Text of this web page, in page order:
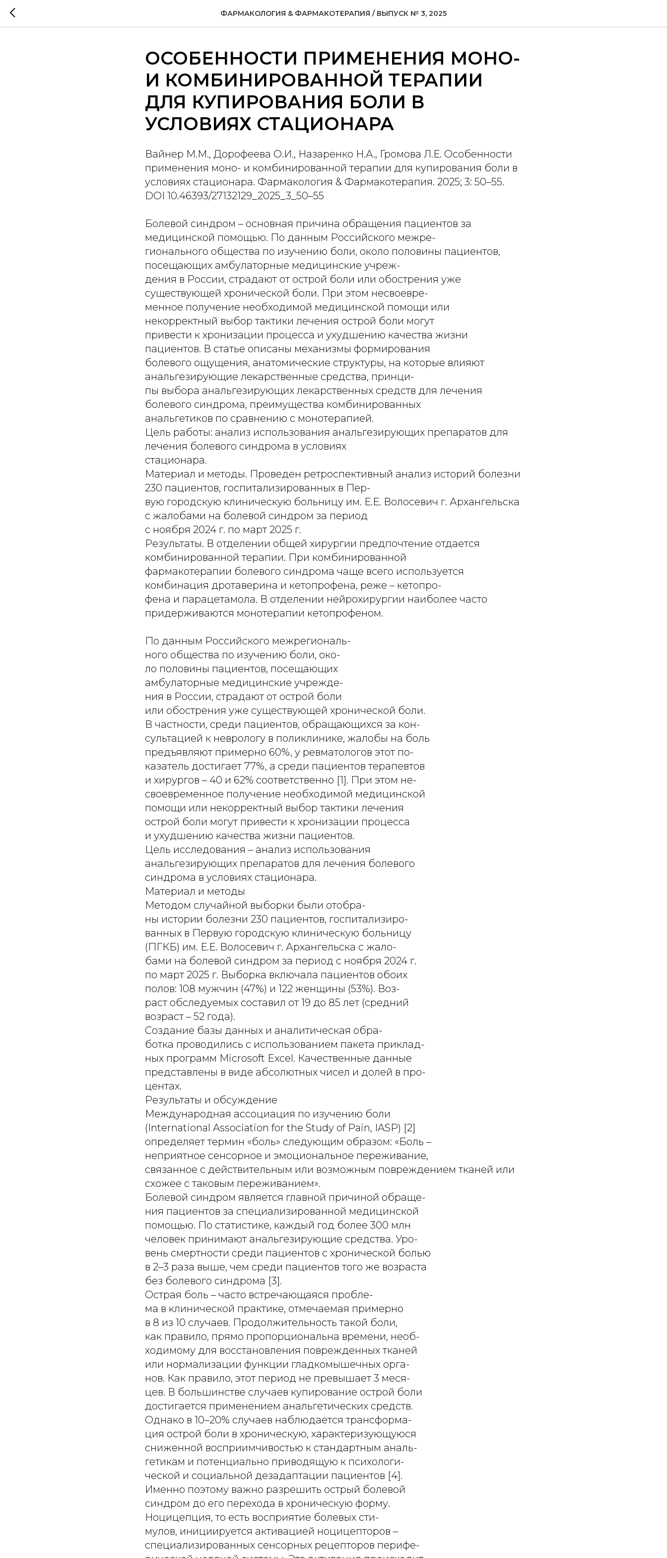
ФАРМАКОЛОГИЯ & ФАРМАКОТЕРАПИЯ / ВЫПУСК № 3, 2025
ОСОБЕННОСТИ ПРИМЕНЕНИЯ МОНО-
И КОМБИНИРОВАННОЙ ТЕРАПИИ
ДЛЯ КУПИРОВАНИЯ БОЛИ В
УСЛОВИЯХ СТАЦИОНАРА
Вайнер М.М., Дорофеева О.И., Назаренко Н.А., Громова Л.Е. Особенности
применения моно- и комбинированной терапии для купирования боли в
условиях стационара. Фармакология & Фармакотерапия. 2025; 3: 50–55.
DOI 10.46393/27132129_2025_3_50–55
Болевой синдром – основная причина обращения пациентов за
медицинской помощью. По данным Российского межре-
гионального общества по изучению боли, около половины пациентов,
посещающих амбулаторные медицинские учреж-
дения в России, страдают от острой боли или обострения уже
существующей хронической боли. При этом несвоевре-
менное получение необходимой медицинской помощи или
некорректный выбор тактики лечения острой боли могут
привести к хронизации процесса и ухудшению качества жизни
пациентов. В статье описаны механизмы формирования
болевого ощущения, анатомические структуры, на которые влияют
анальгезирующие лекарственные средства, принци-
пы выбора анальгезирующих лекарственных средств для лечения
болевого синдрома, преимущества комбинированных
анальгетиков по сравнению с монотерапией.
Цель работы: анализ использования анальгезирующих препаратов для
лечения болевого синдрома в условиях
стационара.
Материал и методы. Проведен ретроспективный анализ историй болезни
230 пациентов, госпитализированных в Пер-
вую городскую клиническую больницу им. Е.Е. Волосевич г. Архангельска
с жалобами на болевой синдром за период
с ноября 2024 г. по март 2025 г.
Результаты. В отделении общей хирургии предпочтение отдается
комбинированной терапии. При комбинированной
фармакотерапии болевого синдрома чаще всего используется
комбинация дротаверина и кетопрофена, реже – кетопро-
фена и парацетамола. В отделении нейрохирургии наиболее часто
придерживаются монотерапии кетопрофеном.
По данным Российского межрегиональ-
ного общества по изучению боли, око-
ло половины пациентов, посещающих
амбулаторные медицинские учрежде-
ния в России, страдают от острой боли
или обострения уже существующей хронической боли.
В частности, среди пациентов, обращающихся за кон-
сультацией к неврологу в поликлинике, жалобы на боль
предъявляют примерно 60%, у ревматологов этот по-
казатель достигает 77%, а среди пациентов терапевтов
и хирургов – 40 и 62% соответственно [1]. При этом не-
своевременное получение необходимой медицинской
помощи или некорректный выбор тактики лечения
острой боли могут привести к хронизации процесса
и ухудшению качества жизни пациентов.
Цель исследования – анализ использования
анальгезирующих препаратов для лечения болевого
синдрома в условиях стационара.
Материал и методы
Методом случайной выборки были отобра-
ны истории болезни 230 пациентов, госпитализиро-
ванных в Первую городскую клиническую больницу
(ПГКБ) им. Е.Е. Волосевич г. Архангельска с жало-
бами на болевой синдром за период с ноября 2024 г.
по март 2025 г. Выборка включала пациентов обоих
полов: 108 мужчин (47%) и 122 женщины (53%). Воз-
раст обследуемых составил от 19 до 85 лет (средний
возраст – 52 года).
Создание базы данных и аналитическая обра-
ботка проводились с использованием пакета приклад-
ных программ Microsoft Excel. Качественные данные
представлены в виде абсолютных чисел и долей в про-
центах.
Результаты и обсуждение
Международная ассоциация по изучению боли
(International Association for the Study of Pain, IASP) [2]
определяет термин «боль» следующим образом: «Боль –
неприятное сенсорное и эмоциональное переживание,
связанное с действительным или возможным повреждением тканей или
схожее с таковым переживанием».
Болевой синдром является главной причиной обраще-
ния пациентов за специализированной медицинской
помощью. По статистике, каждый год более 300 млн
человек принимают анальгезирующие средства. Уро-
вень смертности среди пациентов с хронической болью
в 2–3 раза выше, чем среди пациентов того же возраста
без болевого синдрома [3].
Острая боль – часто встречающаяся пробле-
ма в клинической практике, отмечаемая примерно
в 8 из 10 случаев. Продолжительность такой боли,
как правило, прямо пропорциональна времени, необ-
ходимому для восстановления поврежденных тканей
или нормализации функции гладкомышечных орга-
нов. Как правило, этот период не превышает 3 меся-
цев. В большинстве случаев купирование острой боли
достигается применением анальгетических средств.
Однако в 10–20% случаев наблюдается трансформа-
ция острой боли в хроническую, характеризующуюся
сниженной восприимчивостью к стандартным аналь-
гетикам и потенциально приводящую к психологи-
ческой и социальной дезадаптации пациентов [4].
Именно поэтому важно разрешить острый болевой
синдром до его перехода в хроническую форму.
Ноцицепция, то есть восприятие болевых сти-
мулов, инициируется активацией ноцицепторов –
специализированных сенсорных рецепторов перифе-